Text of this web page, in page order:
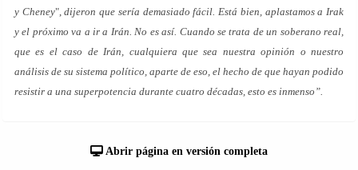
y Cheney",dijeron que sería demasiado fácil. Está bien, aplastamos a Irak
y el próximo va a ir a Irán. No es así. Cuando se trata de un soberano real,
que es el caso de Irán, cualquiera que sea nuestra opinión o nuestro
análisis de su sistema político, aparte de eso, el hecho de que hayan podido
resistir a una superpotencia durante cuatro décadas, esto es inmenso”.
Abrir página en versión completa